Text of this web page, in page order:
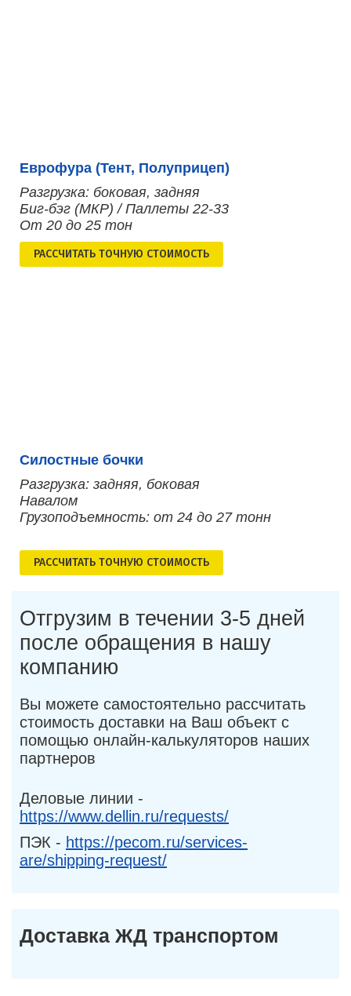
Еврофура (Тент, Полуприцеп)
Разгрузка: боковая, задняя
Биг-бэг (МКР) / Паллеты 22-33
От 20 до 25 тон
РАСCЧИТАТЬ ТОЧНУЮ СТОИМОСТЬ
Силостные бочки
Разгрузка: задняя, боковая
Навалом
Грузоподъемность: от 24 до 27 тонн
РАСCЧИТАТЬ ТОЧНУЮ СТОИМОСТЬ
Отгрузим в течении 3-5 дней
после обращения в нашу
компанию
Вы можете самостоятельно рассчитать
стоимость доставки на Ваш объект с
помощью онлайн-калькуляторов наших
партнеров
Деловые линии -
https://www.dellin.ru/requests/
ПЭК - https://pecom.ru/services-
are/shipping-request/
Доставка ЖД транспортом